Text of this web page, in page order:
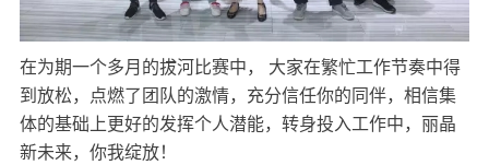
在为期一个多月的拔河比赛中， 大家在繁忙工作节奏中得
到放松，点燃了团队的激情，充分信任你的同伴，相信集
体的基础上更好的发挥个人潜能，转身投入工作中，丽晶
新未来，你我绽放！